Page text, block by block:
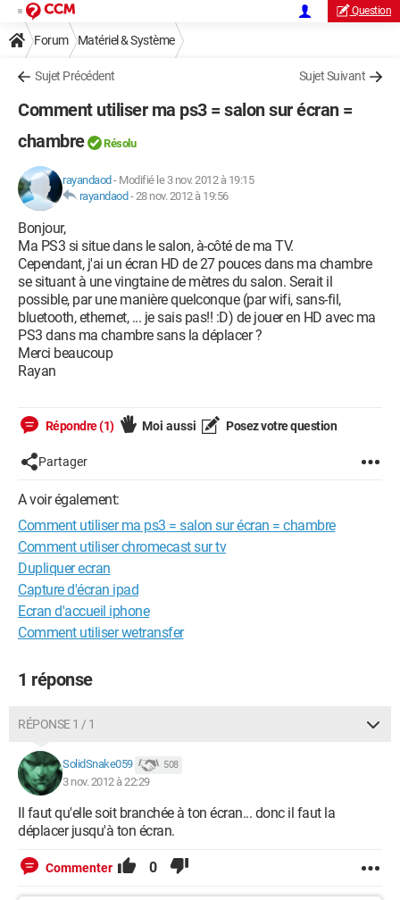
Question
Forum Matériel & Système
Sujet Précédent Sujet Suivant
Comment utiliser ma ps3 = salon sur écran =
chambre
Résolu
rayandaod - Modifié le 3 nov. 2012 à 19:15
rayandaod -28 nov. 2012 à 19:56
Bonjour,
Ma PS3 si situe dans le salon, à-côté de ma TV.
Cependant, j'ai un écran HD de 27 pouces dans ma chambre
se situant à une vingtaine de mètres du salon. Serait il
possible, par une manière quelconque (par wifi, sans-fil,
bluetooth, ethernet, ... je sais pas!! :D) de jouer en HD avec ma
PS3 dans ma chambre sans la déplacer ?
Merci beaucoup
Rayan
Répondre (1) Moi aussi Posez votre question
Partager
A voir également:
Comment utiliser ma ps3 = salon sur écran = chambre
Comment utiliser chromecast sur tv
Dupliquer ecran
Capture d'écran ipad
Ecran d'accueil iphone
Comment utiliser wetransfer
1 réponse
RÉPONSE 1 / 1
SolidSnake059 508
3 nov. 2012 à 22:29
Il faut qu'elle soit branchée à ton écran... donc il faut la
déplacer jusqu'à ton écran.
Commenter 0